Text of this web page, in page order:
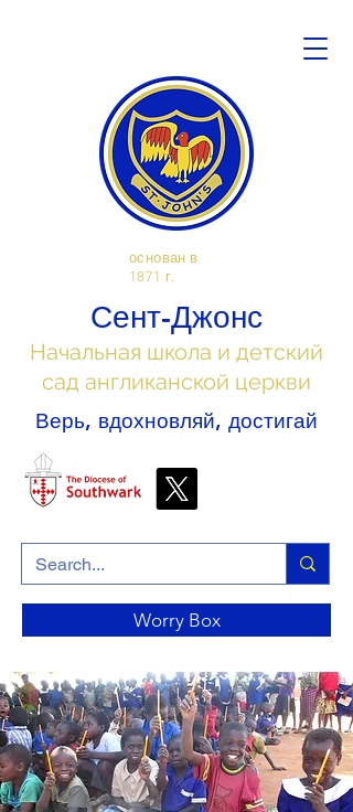
основан в
1871 г.
Сент-Джонс
Начальная школа и детский
сад англиканской церкви
Верь, вдохновляй, достигай
Worry Box